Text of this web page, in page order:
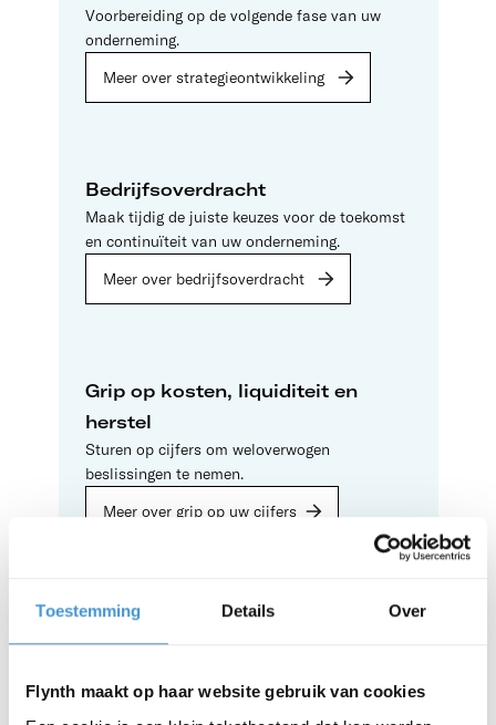
Toestemming Details Over
Flynth maakt op haar website gebruik van cookies
Voorbereiding op de volgende fase van uw
onderneming.
Meer over strategieontwikkeling
Bedrijfsoverdracht
Maak tijdig de juiste keuzes voor de toekomst
en continuïteit van uw onderneming.
Meer over bedrijfsoverdracht
Grip op kosten, liquiditeit en
herstel
Sturen op cijfers om weloverwogen
beslissingen te nemen.
Meer over grip op uw cijfers
bedrijfskundig advies
Dit levert het u bijvoorbeeld op: